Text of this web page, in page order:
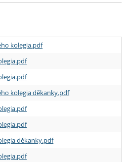
kolegia.pdf
kolegia děkanky.pdf
děkanky.pdf